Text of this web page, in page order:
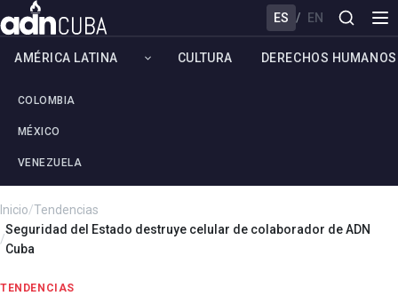
ES / EN
AMÉRICA LATINA
COLOMBIA
MÉXICO
VENEZUELA
CULTURA DERECHOS HUMANOS
Inicio/Tendencias
/
Seguridad del Estado destruye celular de colaborador de ADN
Cuba
TENDENCIAS